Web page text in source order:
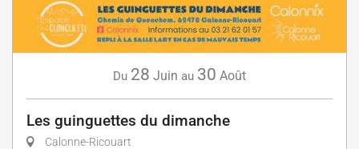
Du 28 Juin au 30 Août
Les guinguettes du dimanche
Calonne-Ricouart